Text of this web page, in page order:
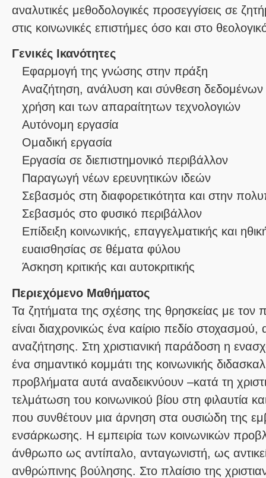
αναλυτικές μεθοδολογικές προσεγγίσεις σε
στις κοινωνικές επιστήμες όσο και στο
Γενικές Ικανότητες
Εφαρμογή της γνώσης στην πράξη
Αναζήτηση, ανάλυση και σύνθεση
χρήση και των απαραίτητων τεχνολογιών
Αυτόνομη εργασία
Ομαδική εργασία
Εργασία σε διεπιστημονικό περιβάλλον
Παραγωγή νέων ερευνητικών ιδεών
Σεβασμός στη διαφορετικότητα και στην
Σεβασμός στο φυσικό περιβάλλον
Επίδειξη κοινωνικής, επαγγελματικής και
ευαισθησίας σε θέματα φύλου
Άσκηση κριτικής και αυτοκριτικής
Περιεχόμενο Μαθήματος
Τα ζητήματα της σχέσης της θρησκείας με τον
είναι διαχρονικώς ένα καίριο πεδίο
αναζήτησης. Στη χριστιανική παράδοση η
ένα σημαντικό κομμάτι της κοινωνικής
προβλήματα αυτά αναδεικνύουν –κατά τη
τελμάτωση του κοινωνικού βίου στη φιλαυτία
που συνθέτουν μια άρνηση στα ουσιώδη της
ενσάρκωσης. Η εμπειρία των κοινωνικών
άνθρωπο ως αντίπαλο, ανταγωνιστή, ως
ανθρώπινης βούλησης. Στο πλαίσιο της